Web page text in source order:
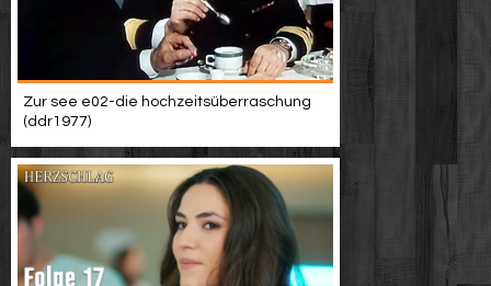
Zur see e02-die hochzeitsüberraschung
(ddr1977)